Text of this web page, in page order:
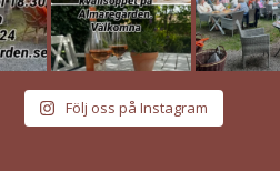
Följ oss på Instagram